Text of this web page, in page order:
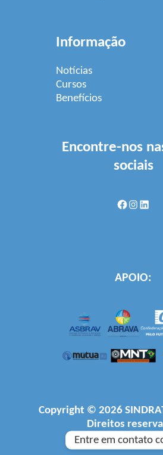
Informação
Notícias
Cursos
Benefícios
Encontre-nos
sociais
Facebook
APOIO:
Copyright © 2026
Direitos
Desenvolvido por
Entre em contato